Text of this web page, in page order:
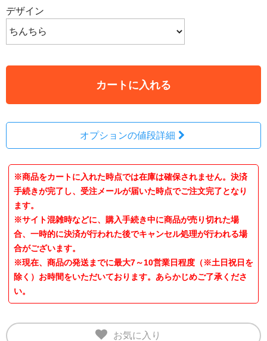
デザイン
カートに入れる
オプションの値段詳細
※商品をカートに入れた時点では在庫は確保されません。決済
手続きが完了し、受注メールが届いた時点でご注文完了となり
ます。
※サイト混雑時などに、購入手続き中に商品が売り切れた場
合、一時的に決済が行われた後でキャンセル処理が行われる場
合がございます。
※現在、商品の発送までに最大7～10営業日程度（※土日祝日を
除く）お時間をいただいております。あらかじめご了承くださ
い。
お気に入り